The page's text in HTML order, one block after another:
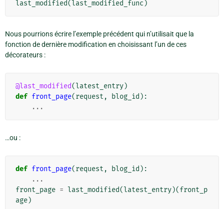
last_modified(last_modified_func )
Nous pourrions écrire l’exemple précédent qui n’utilisait que la
fonction de dernière modification en choisissant l’un de ces
décorateurs :
@last_modified(latest_entry)
def front_page(request , blog_id ):
...
…ou :
def front_page(request , blog_id ):
...
front_page = last_modified(latest_entry)(front_p
age)